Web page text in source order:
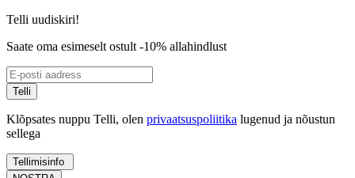
Telli uudiskiri!
Saate oma esimeselt ostult -10% allahindlust
Telli
Klõpsates nuppu Telli, olen privaatsuspoliitika lugenud ja nõustun
sellega
Tellimisinfo